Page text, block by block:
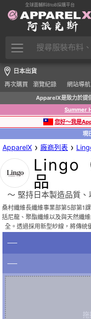
全球面輔料BtoB採購平台
日本出貨
再次購買
瀏覽紀錄 網站導航
ApparelX是致力於提
Summer
您好～我是
現
ApparelX › 廠商列表 ›
Lingo
品
〜 堅持日本製造品質
桑村纖維長纖維事業部第5部第1
括尼龍、聚酯纖維以及與天然纖
全。透過採用新型紗線，將傳統